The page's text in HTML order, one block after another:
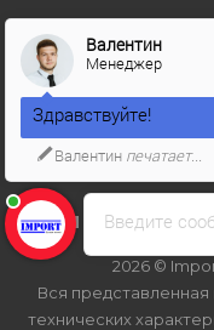
г.
2026 ©
Вся
технических
Введите
Валентин
Менеджер
Здравствуйте!
Валентин печатает...